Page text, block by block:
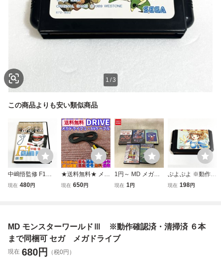
1 /3
この商品よりも安い類似商品
中嶋悟監修 F1ヒ
ーローMD 【箱・
現在 480円
送料無料
★送料無料★ メガ
ドライブ1 ネオジ
現在 650円
1円～ MD メガド
ライブ ドラゴンボ
現在 1円
ぷよぷよ ※動作確
認済・清掃済 6本
現在 198円
MD モンスターワールドⅢ ※動作確認済・清掃済 ６本
まで同梱可 セガ メガドライブ
現在 680円 （税0円）